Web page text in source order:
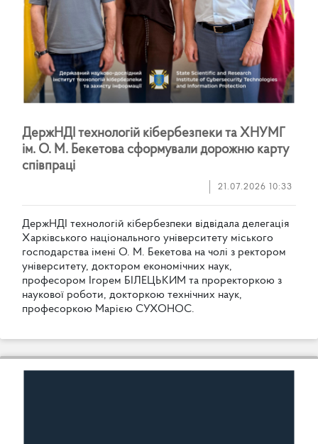
ДержНДІ технологій кібербезпеки та ХНУМГ
ім. О. М. Бекетова сформували дорожню карту
співпраці
21.07.2026 10:33
ДержНДІ технологій кібербезпеки відвідала делегація
Харківського національного університету міського
господарства імені О. М. Бекетова на чолі з ректором
університету, доктором економічних наук,
професором Ігорем БІЛЕЦЬКИМ та проректоркою з
наукової роботи, докторкою технічних наук,
професоркою Марією СУХОНОС.